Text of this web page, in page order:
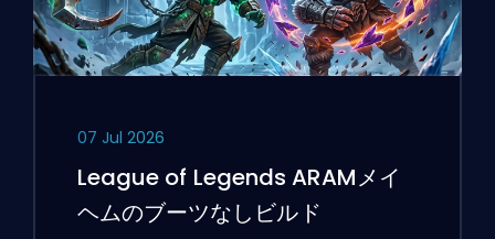
07 Jul 2026
League of Legends ARAMメイ
ヘムのブーツなしビルド